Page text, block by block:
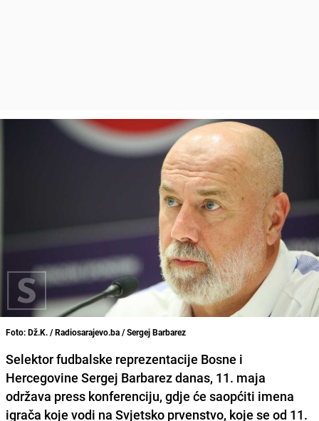
Foto: Dž.K. / Radiosarajevo.ba / Sergej Barbarez
Selektor fudbalske reprezentacije Bosne i
Hercegovine Sergej Barbarez danas, 11. maja
održava press konferenciju, gdje će saopćiti imena
igrača koje vodi na Svjetsko prvenstvo, koje se od 11.